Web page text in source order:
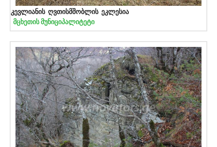
კევლიანის ღვთისმშობლის ეკლესია
მცხეთის მუნიციპალიტეტი